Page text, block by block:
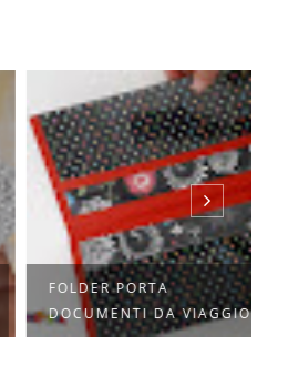
FOLDER PORTA
DOCUMENTI DA VIAGGIO